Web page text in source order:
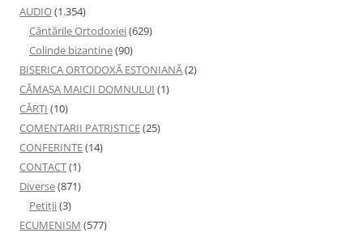
AUDIO(1.354)
Cântările Ortodoxiei(629)
Colinde bizantine(90)
BISERICA ORTODOXĂ ESTONIANĂ(2)
CĂMAȘA MAICII DOMNULUI (1)
CĂRȚI (10)
COMENTARII PATRISTICE(25)
CONFERINTE(14)
CONTACT(1)
Diverse(871)
Petiţii(3)
ECUMENISM (577)